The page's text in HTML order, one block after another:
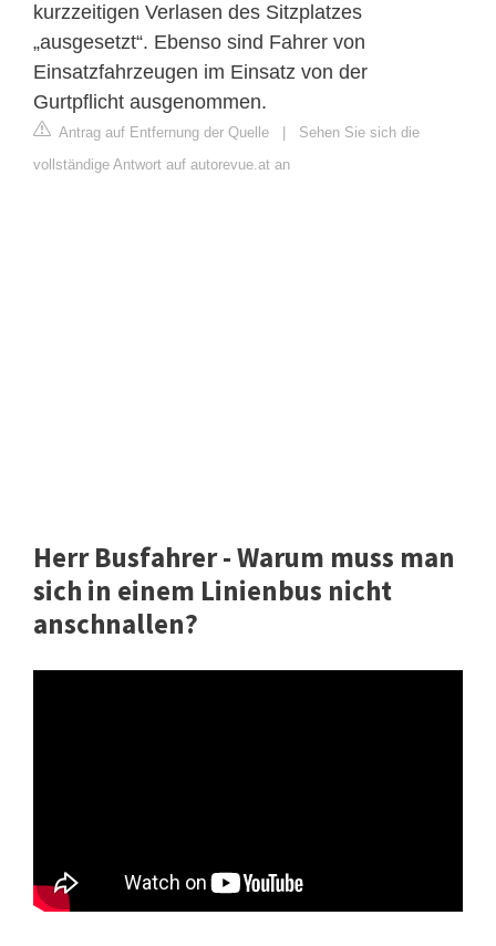
kurzzeitigen Verlasen des Sitzplatzes
„ausgesetzt“. Ebenso sind Fahrer von
Einsatzfahrzeugen im Einsatz von der
Gurtpflicht ausgenommen.
Antrag auf Entfernung der Quelle
Sehen Sie sich die
vollständige Antwort auf autorevue.at an
Herr Busfahrer - Warum muss man
sich in einem Linienbus nicht
anschnallen?